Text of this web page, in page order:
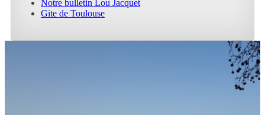
Notre bulletin Lou Jacquet
Gite de Toulouse